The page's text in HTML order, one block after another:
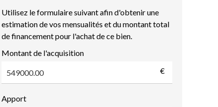
Utilisez le formulaire suivant afin d'obtenir une
estimation de vos mensualités et du montant total
de financement pour l'achat de ce bien.
Montant de l'acquisition
€
Apport